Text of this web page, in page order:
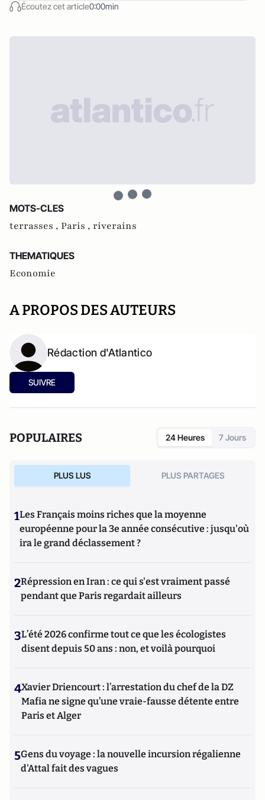
Écoutez cet article0:00min
MOTS-CLES
terrasses , Paris , riverains
THEMATIQUES
Economie
A PROPOS DES AUTEURS
Rédaction d'Atlantico
SUIVRE
POPULAIRES 24 Heures 7 Jours
PLUS LUS PLUS PARTAGES
1Les Français moins riches que la moyenne
européenne pour la 3e année consécutive : jusqu'où
ira le grand déclassement ?
2Répression en Iran : ce qui s'est vraiment passé
pendant que Paris regardait ailleurs
3L’été 2026 confirme tout ce que les écologistes
disent depuis 50 ans : non, et voilà pourquoi
4Xavier Driencourt : l’arrestation du chef de la DZ
Mafia ne signe qu’une vraie-fausse détente entre
Paris et Alger
5Gens du voyage : la nouvelle incursion régalienne
d'Attal fait des vagues